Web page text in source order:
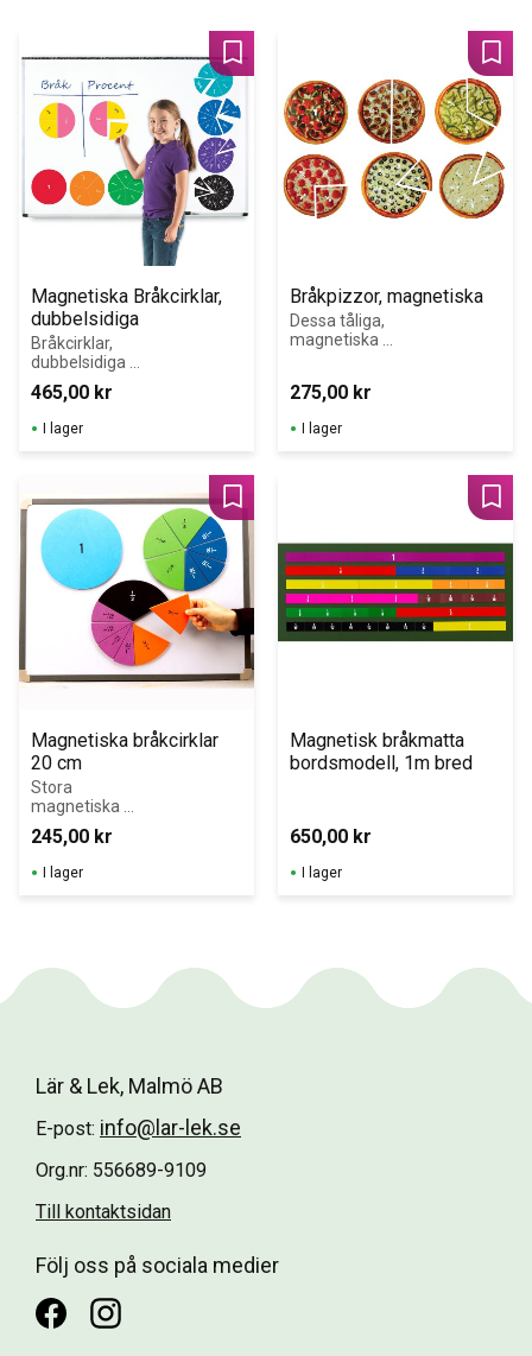
Magnetiska Bråkcirklar,
dubbelsidiga
Bråkcirklar,
dubbelsidiga
bråkcirklar för
att demonstrera
bråk,
procentsatser
465,00 kr
Lägg till i favoriter
I lager
Bråkpizzor, magnetiska
Dessa tåliga,
magnetiska
pizzor tryckta
275,00 kr
I lager
Magnetiska bråkcirklar
20 cm
Stora
magnetiska
bråkcirklar,
diam. 20 cm.
FÖREVISNINGSM
ATERIEL för
245,00 kr
Lägg till i favoriter
I lager
Magnetisk bråkmatta
bordsmodell, 1m bred
650,00 kr
I lager
Lär & Lek, Malmö AB
E-post: info@lar-lek.se
Org.nr: 556689-9109
Till kontaktsidan
Följ oss på sociala medier